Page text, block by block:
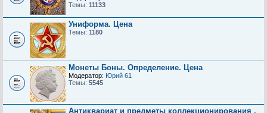
Темы: 11133
Униформа. Цена
Темы: 1180
Монеты Боны. Определение. Цена
Модератор: Юрий 61
Темы: 5545
Антиквариат и предметы коллекционирования .